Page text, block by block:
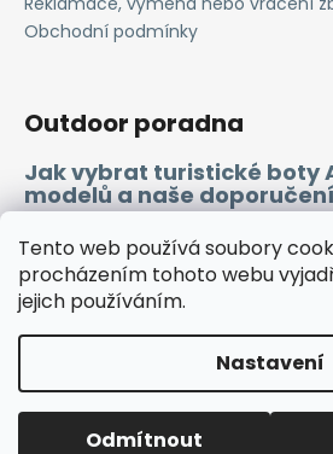
Tento web používá soubory
procházením tohoto webu
jejich používáním.
Nastavení
Odmítnout
Obchodní podmínky
Outdoor poradna
Jak vybrat turistické boty
modelů a naše
Copyright 2026WINDSPORT .